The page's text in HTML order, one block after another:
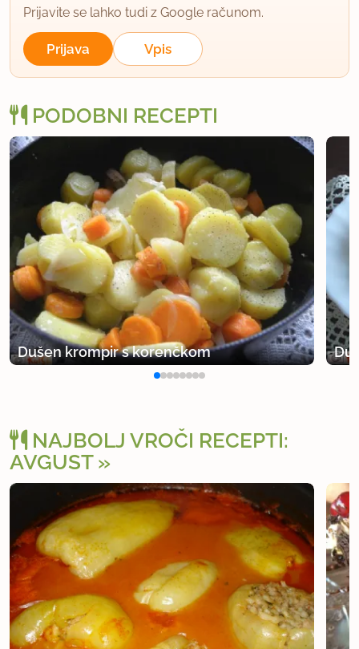
Prijavite se lahko tudi z Google računom.
Prijava Vpis
PODOBNI RECEPTI
Dušen krompir s korenčkom
NAJBOLJ VROČI RECEPTI:
AVGUST